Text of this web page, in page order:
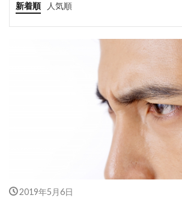
新着順 人気順
2019年5月6日